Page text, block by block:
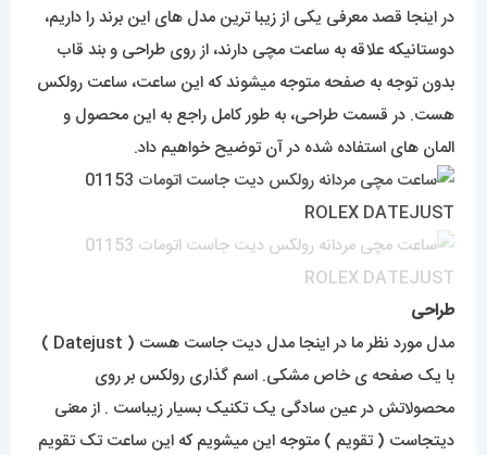
در اینجا قصد معرفی یکی از زیبا ترین مدل های این برند را داریم،
دوستانیکه علاقه به ساعت مچی دارند، از روی طراحی و بند قاب
بدون توجه به صفحه متوجه میشوند که این ساعت، ساعت رولکس
هست. در قسمت طراحی، به طور کامل راجع به این محصول و
المان های استفاده شده در آن توضیح خواهیم داد.
طراحی
مدل مورد نظر ما در اینجا مدل دیت جاست هست ( Datejust )
با یک صفحه ی خاص مشکی. اسم گذاری رولکس بر روی
محصولاتش در عین سادگی یک تکنیک بسیار زیباست . از معنی
دیتجاست ( تقویم ) متوجه این میشویم که این ساعت تک تقویم